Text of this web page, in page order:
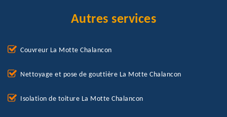
Autres services
Couvreur La Motte Chalancon
Nettoyage et pose de gouttière La Motte Chalancon
Isolation de toiture La Motte Chalancon